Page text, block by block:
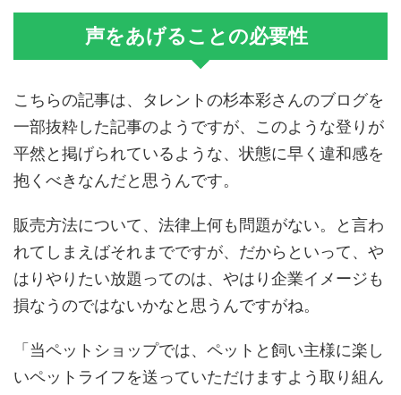
声をあげることの必要性
こちらの記事は、タレントの杉本彩さんのブログを
一部抜粋した記事のようですが、このような登りが
平然と掲げられているような、状態に早く違和感を
抱くべきなんだと思うんです。
販売方法について、法律上何も問題がない。と言わ
れてしまえばそれまでですが、だからといって、や
はりやりたい放題ってのは、やはり企業イメージも
損なうのではないかなと思うんですがね。
「当ペットショップでは、ペットと飼い主様に楽し
いペットライフを送っていただけますよう取り組ん